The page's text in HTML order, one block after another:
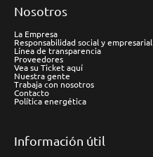
Nosotros
La Empresa
Responsabilidad social y empresarial
Línea de transparencia
Proveedores
Vea su Ticket aquí
Nuestra gente
Trabaja con nosotros
Contacto
Política energética
Información útil